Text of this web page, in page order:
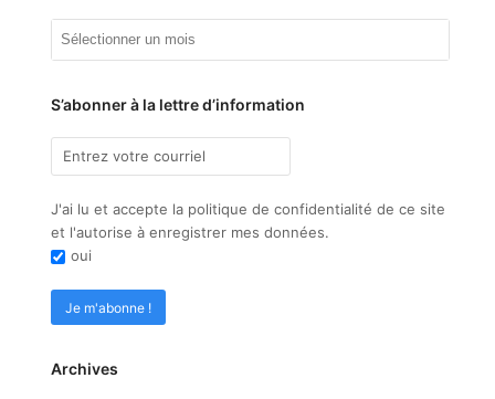
Archives
S’abonner à la lettre d’information
J'ai lu et accepte la politique de confidentialité de ce site
et l'autorise à enregistrer mes données.
oui
Archives